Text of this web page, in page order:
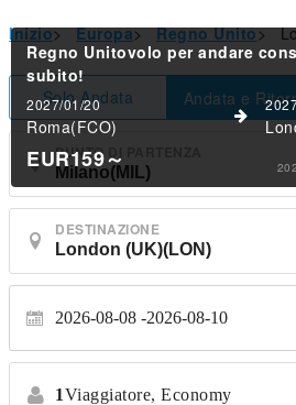
Inizio> Europa> Regno Unito>
Solo Andata Andata e
PUNTO DI PARTENZA
DESTINAZIONE
2026-08-08 2026-08-10
1Viaggiatore, Economy
Regno Unitovolo per andare
subito!
2027/01/20
Roma(FCO)
EUR159～